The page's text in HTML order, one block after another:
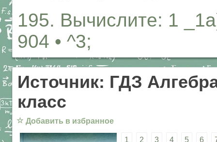
195. Вычислите: 1
904 • ^3;
Источник: ГДЗ
класс
☆ Добавить в избранное
1 2 3 4 5 6